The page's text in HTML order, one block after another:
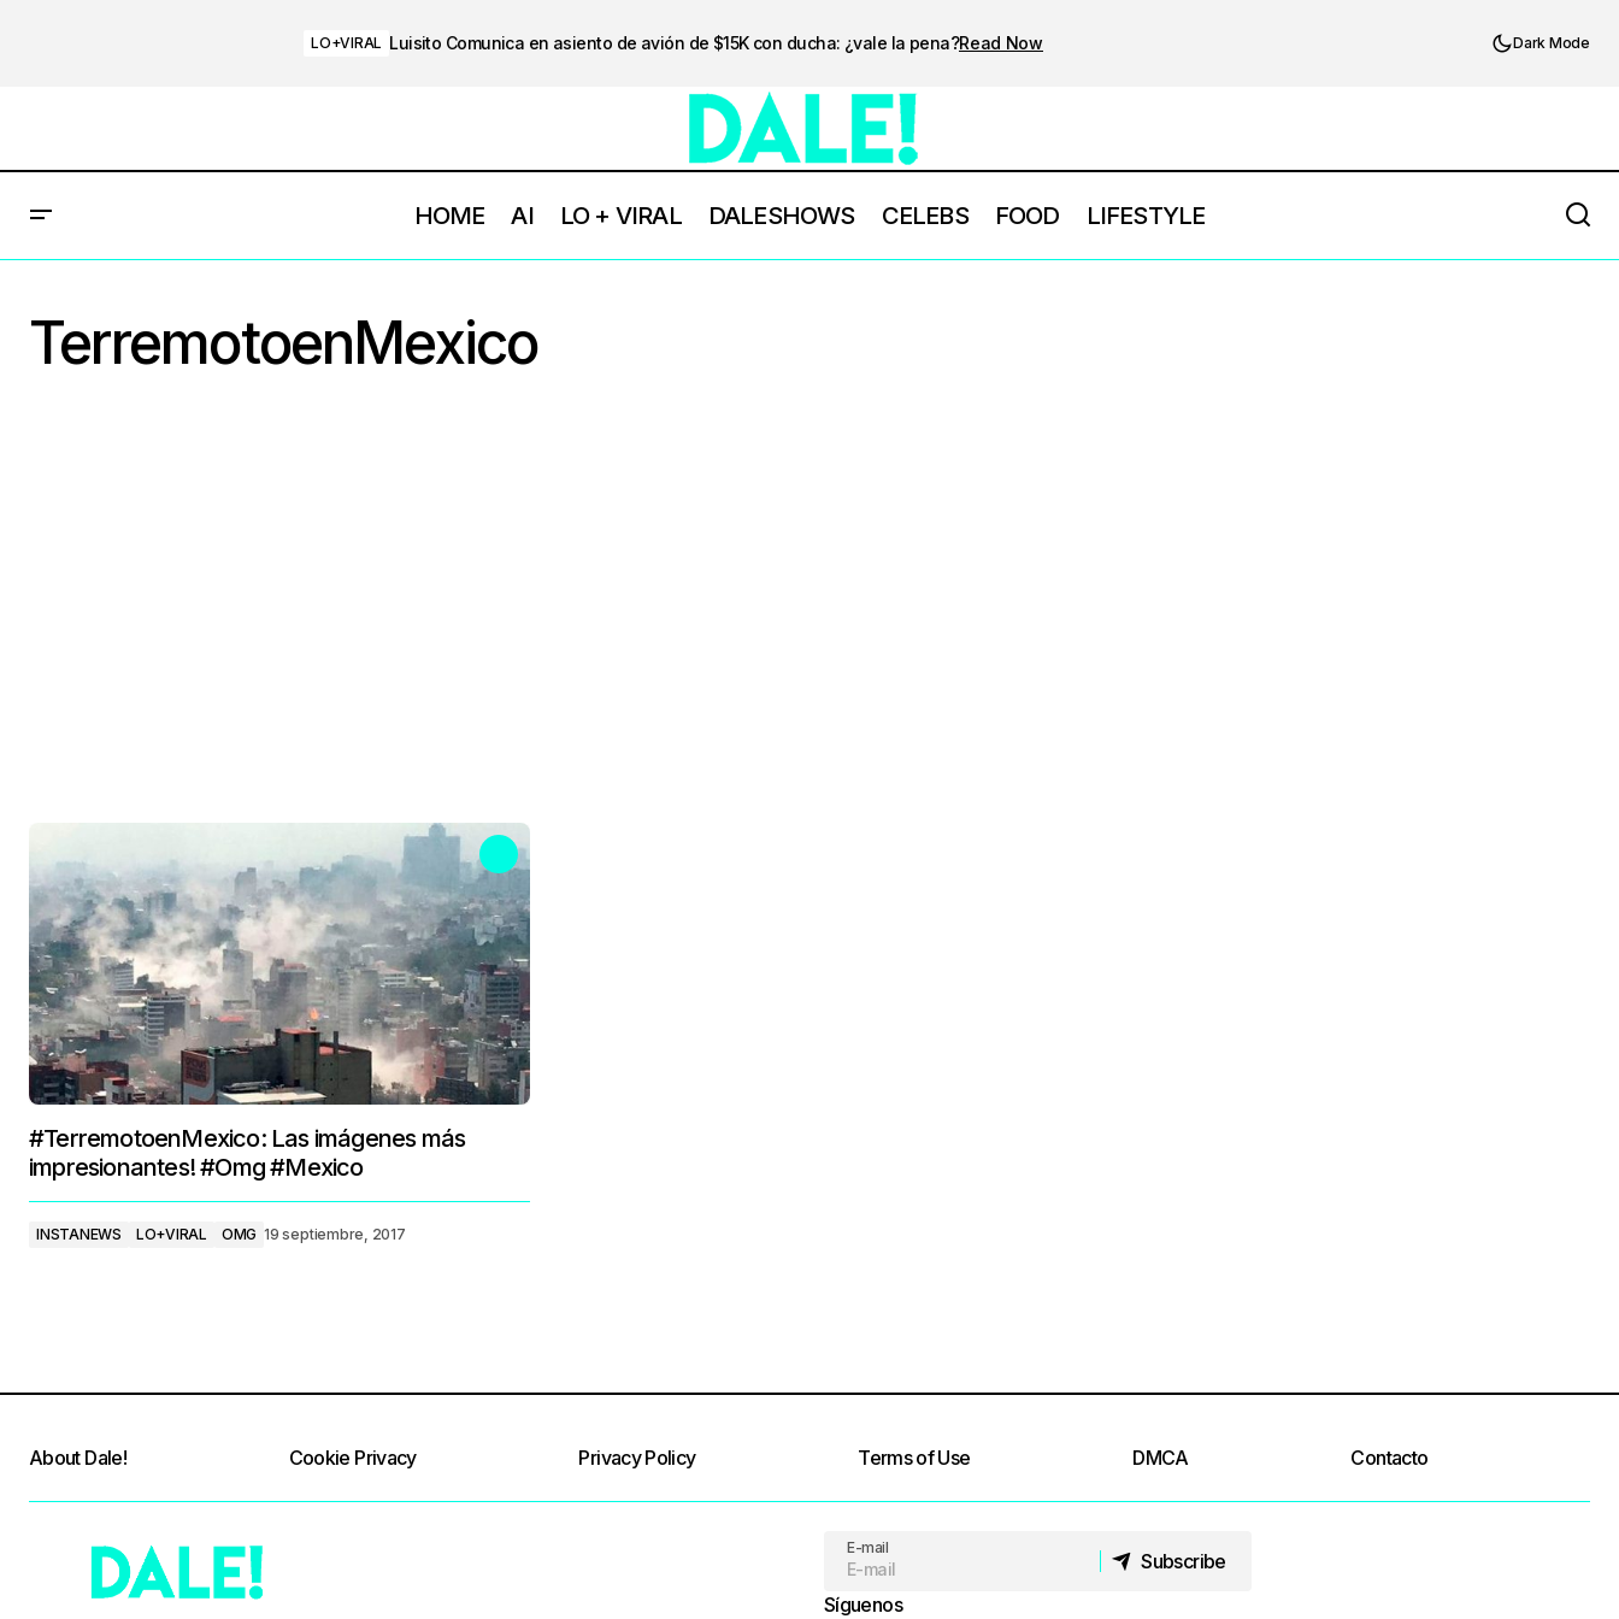
LO+VIRAL Luisito Comunica en asiento de avión de $15K con ducha: ¿vale la pena?Read Now Dark Mode
HOME AI LO + VIRAL DALESHOWS CELEBS FOOD LIFESTYLE
TerremotoenMexico
#TerremotoenMexico: Las imágenes más
impresionantes! #Omg #Mexico
INSTANEWS LO+VIRAL OMG 19 septiembre, 2017
About Dale! Cookie Privacy Privacy Policy Terms of Use DMCA Contacto
E-mail
Subscribe
Síguenos